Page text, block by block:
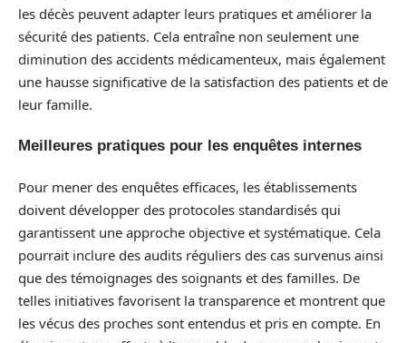
les décès peuvent adapter leurs pratiques et améliorer la
sécurité des patients. Cela entraîne non seulement une
diminution des accidents médicamenteux, mais également
une hausse significative de la satisfaction des patients et de
leur famille.
Meilleures pratiques pour les enquêtes internes
Pour mener des enquêtes efficaces, les établissements
doivent développer des protocoles standardisés qui
garantissent une approche objective et systématique. Cela
pourrait inclure des audits réguliers des cas survenus ainsi
que des témoignages des soignants et des familles. De
telles initiatives favorisent la transparence et montrent que
les vécus des proches sont entendus et pris en compte. En